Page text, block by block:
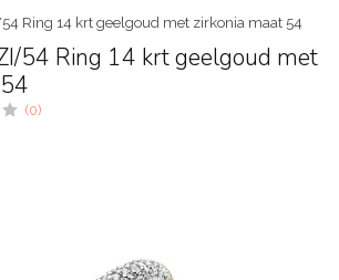
Ring 14 krt geelgoud met zirkonia maat 54
54 Ring 14 krt geelgoud met
(0)